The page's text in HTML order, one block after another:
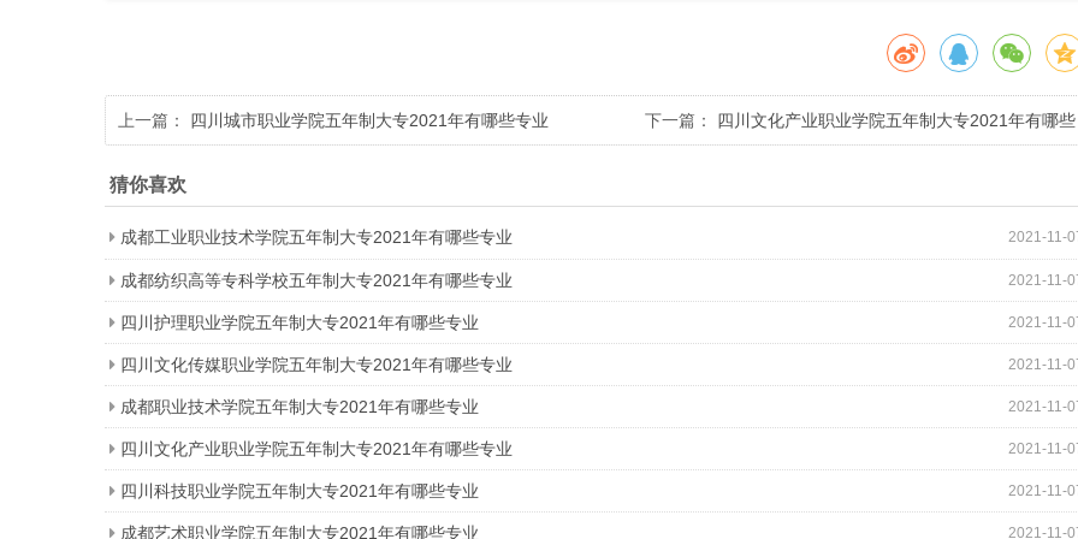
上一篇： 四川城市职业学院五年制大专2021年有哪些专业 下一篇： 四川文化产业职业学院五年制大专2021年有哪些
猜你喜欢
2021-11-
成都工业职业技术学院五年制大专2021年有哪些专业
2021-11-
成都纺织高等专科学校五年制大专2021年有哪些专业
2021-11-
四川护理职业学院五年制大专2021年有哪些专业
2021-11-
四川文化传媒职业学院五年制大专2021年有哪些专业
2021-11-
成都职业技术学院五年制大专2021年有哪些专业
2021-11-
四川文化产业职业学院五年制大专2021年有哪些专业
2021-11-
四川科技职业学院五年制大专2021年有哪些专业
2021-11-
成都艺术职业学院五年制大专2021年有哪些专业